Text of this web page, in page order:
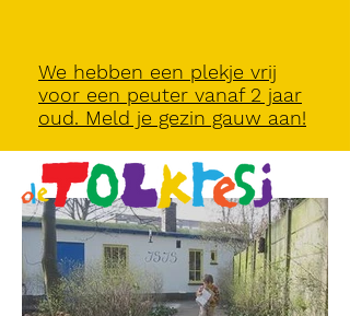
We hebben een plekje vrij
voor een peuter vanaf 2 jaar
oud. Meld je gezin gauw aan!